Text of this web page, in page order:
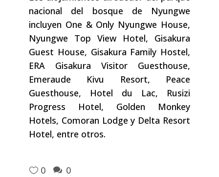
nacional del bosque de Nyungwe
incluyen One & Only Nyungwe House,
Nyungwe Top View Hotel, Gisakura
Guest House, Gisakura Family Hostel,
ERA Gisakura Visitor Guesthouse,
Emeraude Kivu Resort, Peace
Guesthouse, Hotel du Lac, Rusizi
Progress Hotel, Golden Monkey
Hotels, Comoran Lodge y Delta Resort
Hotel, entre otros.
0
0